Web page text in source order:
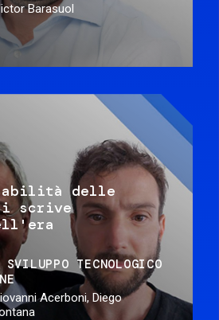
Barasuol
delle
scrive
SVILUPPO TECNOLOGICO
Acerboni, Diego